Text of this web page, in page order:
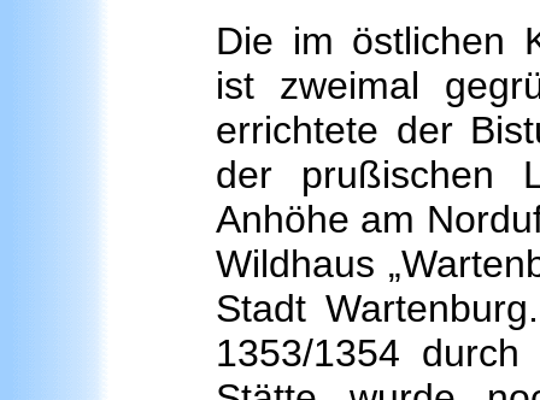
Die im östlichen
ist zweimal
errichtete der
der prußischen
Anhöhe am
Wildhaus
Stadt
1353/1354